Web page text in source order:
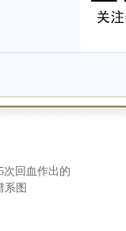
次回血作出的
系图